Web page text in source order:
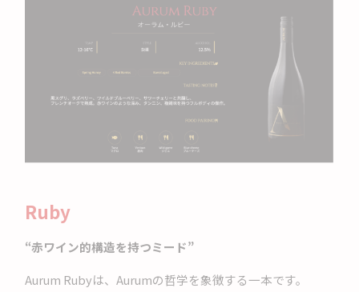
Ruby
“赤ワイン的構造を持つミード”
Aurum Rubyは、Aurumの哲学を象徴する一本です。